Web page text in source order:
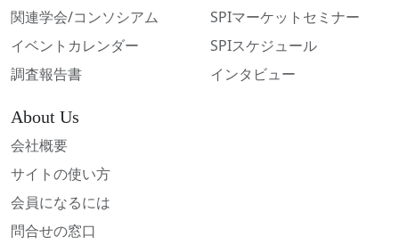
関連学会/コンソシアム
イベントカレンダー
調査報告書
SPIマーケットセミナー
SPIスケジュール
インタビュー
About Us
会社概要
サイトの使い方
会員になるには
問合せの窓口